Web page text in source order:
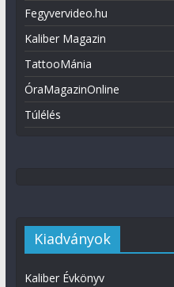
Fegyvervideo.hu
Kaliber Magazin
TattooMánia
ÓraMagazinOnline
Túlélés
Kiadványok
Kaliber Évkönyv